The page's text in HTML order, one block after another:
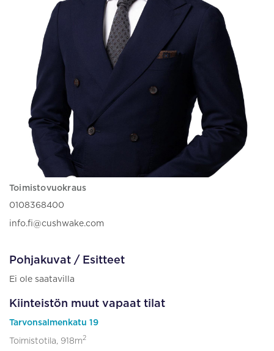
Toimistovuokraus
0108368400
info.fi@cushwake.com
Pohjakuvat / Esitteet
Ei ole saatavilla
Kiinteistön muut vapaat tilat
Tarvonsalmenkatu 19
Toimistotila, 918m2